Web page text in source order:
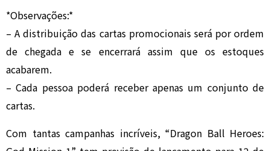
*Observações:*
– A distribuição das cartas promocionais será por ordem
de chegada e se encerrará assim que os estoques
acabarem.
– Cada pessoa poderá receber apenas um conjunto de
cartas.
Com tantas campanhas incríveis, “Dragon Ball Heroes: